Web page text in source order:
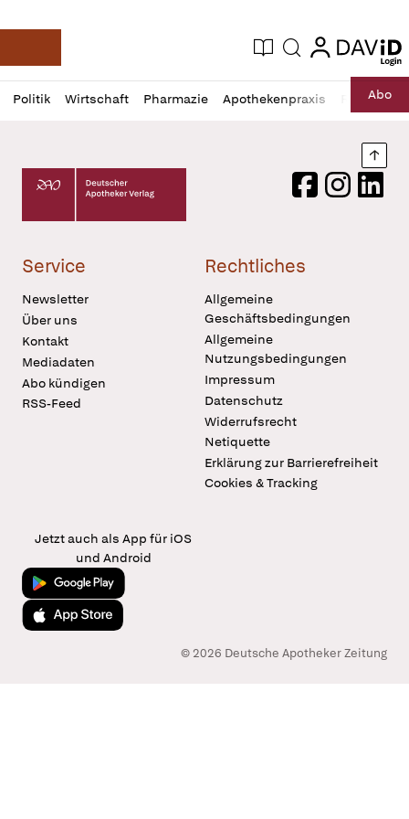
Deutsche Apotheker Zeitung
Aktuelle Ausgabe
Suche login
login
Politik Wirtschaft Pharmazie Apothekenpraxis RechtAbo
Profil
öffnen
Daz
Pur
Deutscher Apotheker Verlag Logo
FacebookInstagram
Service
Newsletter
Über uns
Kontakt
Mediadaten
Abo kündigen
RSS-Feed
Rechtliches
Allgemeine
Geschäftsbedingungen
Allgemeine
Nutzungsbedingungen
Impressum
Datenschutz
Widerrufsrecht
Netiquette
Erklärung zur Barrierefreiheit
Cookies & Tracking
Jetzt auch als App für iOS
und Android
Jetzt bei Google Play
Laden im App Store
© 2026 Deutsche Apotheker Zeitung